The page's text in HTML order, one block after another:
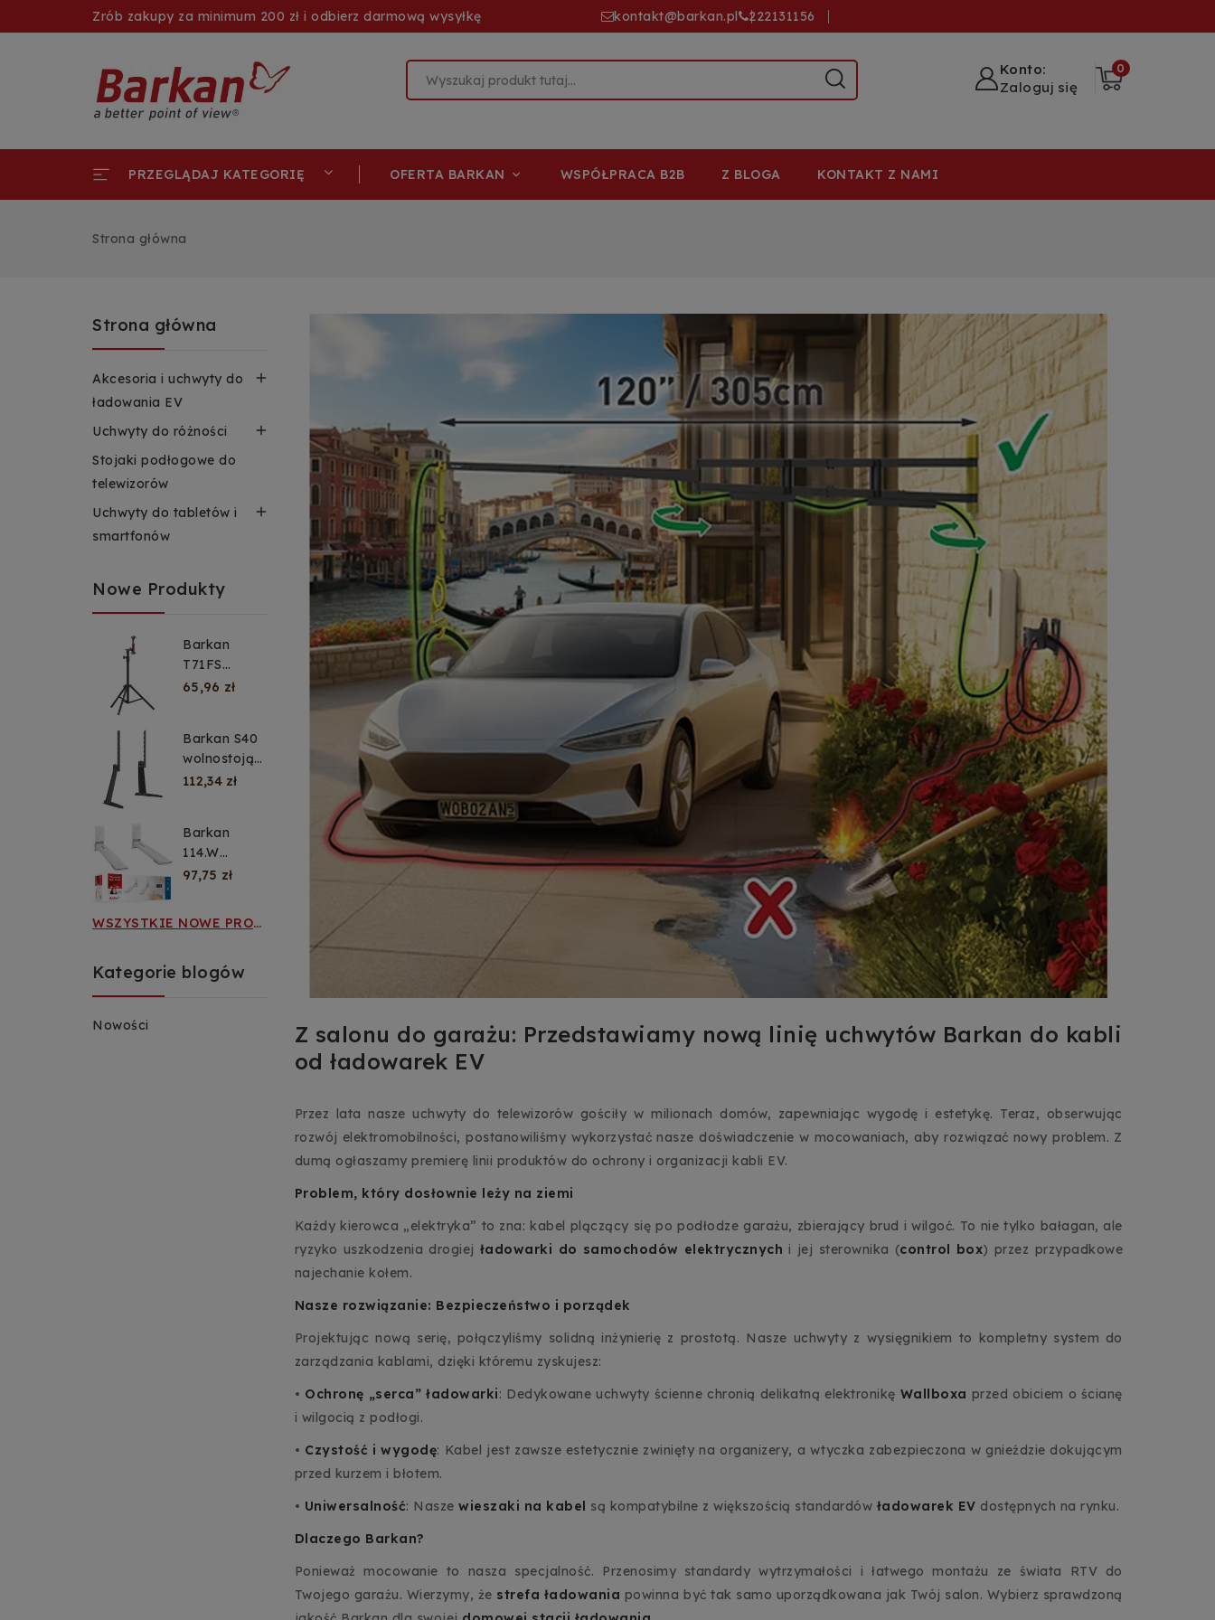
Zrób zakupy za minimum 200 zł i odbierz darmową wysyłkę kontakt@barkan.pl 222131156
Konto:
Zaloguj się
0
PRZEGLĄDAJ KATEGORIĘ OFERTA BARKAN  WSPÓŁPRACA B2B Z BLOGA KONTAKT Z NAMI
Strona główna
Strona główna
Akcesoria i uchwyty do
ładowania EV

Uchwyty do różności

Stojaki podłogowe do
telewizorów
Uchwyty do tabletów i
smartfonów

Nowe Produkty
Barkan
T71FS
Regulowany
do telefonu i
tabletu 4–
12″
65,96 zł
Barkan S40
wolnostojąca
podstawa
monitor 13–
70 cali, 50
kg
112,34 zł
Barkan
114.W
Uchwyt
29–42 cm,
97,75 zł
WSZYSTKIE NOWE PRODUKTY
Kategorie blogów
Nowości
Z salonu do garażu: Przedstawiamy nową linię uchwytów Barkan do kabli
od ładowarek EV
Przez lata nasze uchwyty do telewizorów gościły w milionach domów, zapewniając wygodę i estetykę. Teraz, obserwując
rozwój elektromobilności, postanowiliśmy wykorzystać nasze doświadczenie w mocowaniach, aby rozwiązać nowy problem. Z
dumą ogłaszamy premierę linii produktów do ochrony i organizacji kabli EV.
Problem, który dosłownie leży na ziemi
Każdy kierowca „elektryka” to zna: kabel plączący się po podłodze garażu, zbierający brud i wilgoć. To nie tylko bałagan, ale
ryzyko uszkodzenia drogiej ładowarki do samochodów elektrycznych i jej sterownika (control box) przez przypadkowe
najechanie kołem.
Nasze rozwiązanie: Bezpieczeństwo i porządek
Projektując nową serię, połączyliśmy solidną inżynierię z prostotą. Nasze uchwyty z wysięgnikiem to kompletny system do
zarządzania kablami, dzięki któremu zyskujesz:
• Ochronę „serca” ładowarki: Dedykowane uchwyty ścienne chronią delikatną elektronikę Wallboxa przed obiciem o ścianę
i wilgocią z podłogi.
• Czystość i wygodę: Kabel jest zawsze estetycznie zwinięty na organizery, a wtyczka zabezpieczona w gnieździe dokującym
przed kurzem i błotem.
• Uniwersalność: Naszewieszaki na kabel są kompatybilne z większością standardów ładowarek EV dostępnych na rynku.
Dlaczego Barkan?
Ponieważ mocowanie to nasza specjalność. Przenosimy standardy wytrzymałości i łatwego montażu ze świata RTV do
Twojego garażu. Wierzymy, że strefa ładowania powinna być tak samo uporządkowana jak Twój salon. Wybierz sprawdzoną